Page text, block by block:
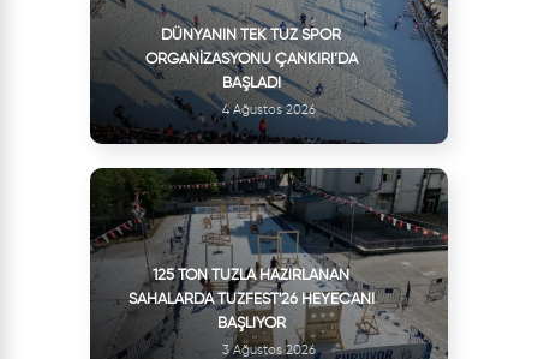
DÜNYANIN TEK TUZ SPOR
ORGANIZASYONU ÇANKIRI’DA
BAŞLADI
4 Ağustos 2026
125 TON TUZLA HAZIRLANAN
SAHALARDA TUZFEST'26 HEYECANI
BAŞLIYOR
3 Ağustos 2026